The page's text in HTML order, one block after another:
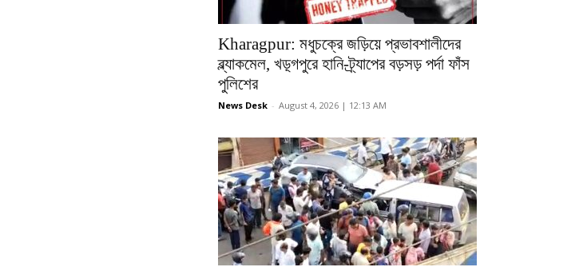
Kharagpur: মধুচক্রে জড়িয়ে প্রভাবশালীদের
ব্ল্যাকমেল, খড়্গপুরে হানি-ট্র্যাপের বড়সড় পর্দা ফাঁস
পুলিশের
News Desk - August 4, 2026 | 12:13 AM